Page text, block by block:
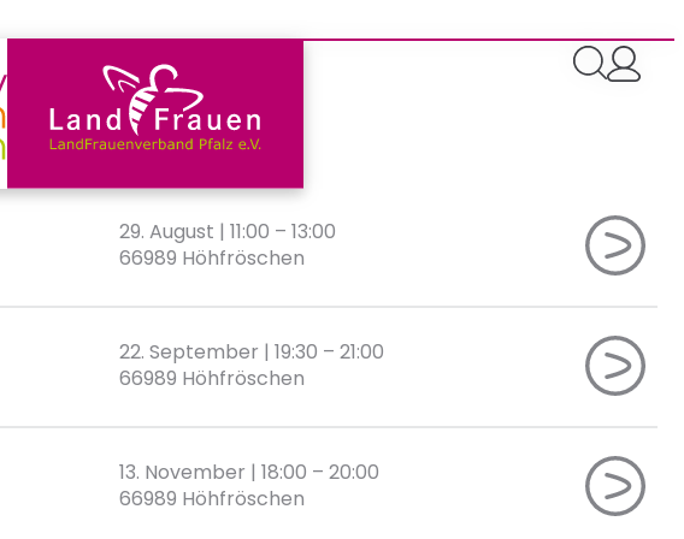
29. August | 11:00 –13:00
66989 Höhfröschen
22. September | 19:30 –21:00
66989 Höhfröschen
13. November | 18:00 –20:00
66989 Höhfröschen